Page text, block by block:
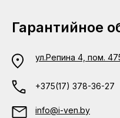
Гарантийное
ул.Репина 4, пом.
+375(17) 378-36-27
info@i-ven.by